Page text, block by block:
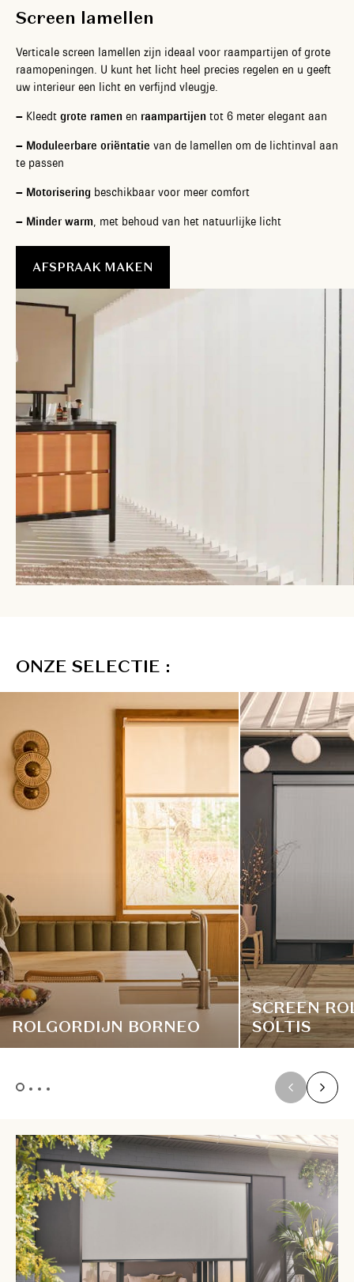
Screen lamellen
Verticale screen lamellen zijn ideaal voor raampartijen of grote
raamopeningen. U kunt het licht heel precies regelen en u geeft
uw interieur een licht en verfijnd vleugje.
– Kleedt grote ramen en raampartijen tot 6 meter elegant aan
– Moduleerbare oriëntatie van de lamellen om de lichtinval aan
te passen
– Motorisering beschikbaar voor meer comfort
– Minder warm, met behoud van het natuurlijke licht
AFSPRAAK MAKEN
ONZE SELECTIE :
ROLGORDIJN BORNEO
SCREEN
SOLTIS